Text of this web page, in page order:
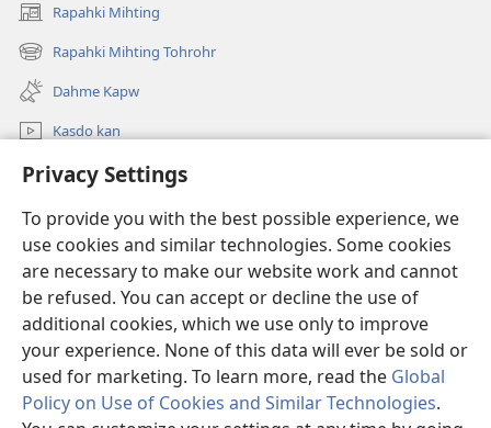
Privacy Settings
To provide you with the best possible experience, we
use cookies and similar technologies. Some cookies
are necessary to make our website work and cannot
be refused. You can accept or decline the use of
additional cookies, which we use only to improve
your experience. None of this data will ever be sold or
used for marketing. To learn more, read the Global
Policy on Use of Cookies and Similar Technologies.
Rapahki Mihting
(opens
new
window)
Rapahki Mihting Tohrohr
(opens
new
window)
Dahme Kapw
Kasdo kan
Rapahki
Donations
(opens
new
window)Watchtower ONLINE LIBRARY™
(opens
new
JW Hub ®
(opens
new
window)